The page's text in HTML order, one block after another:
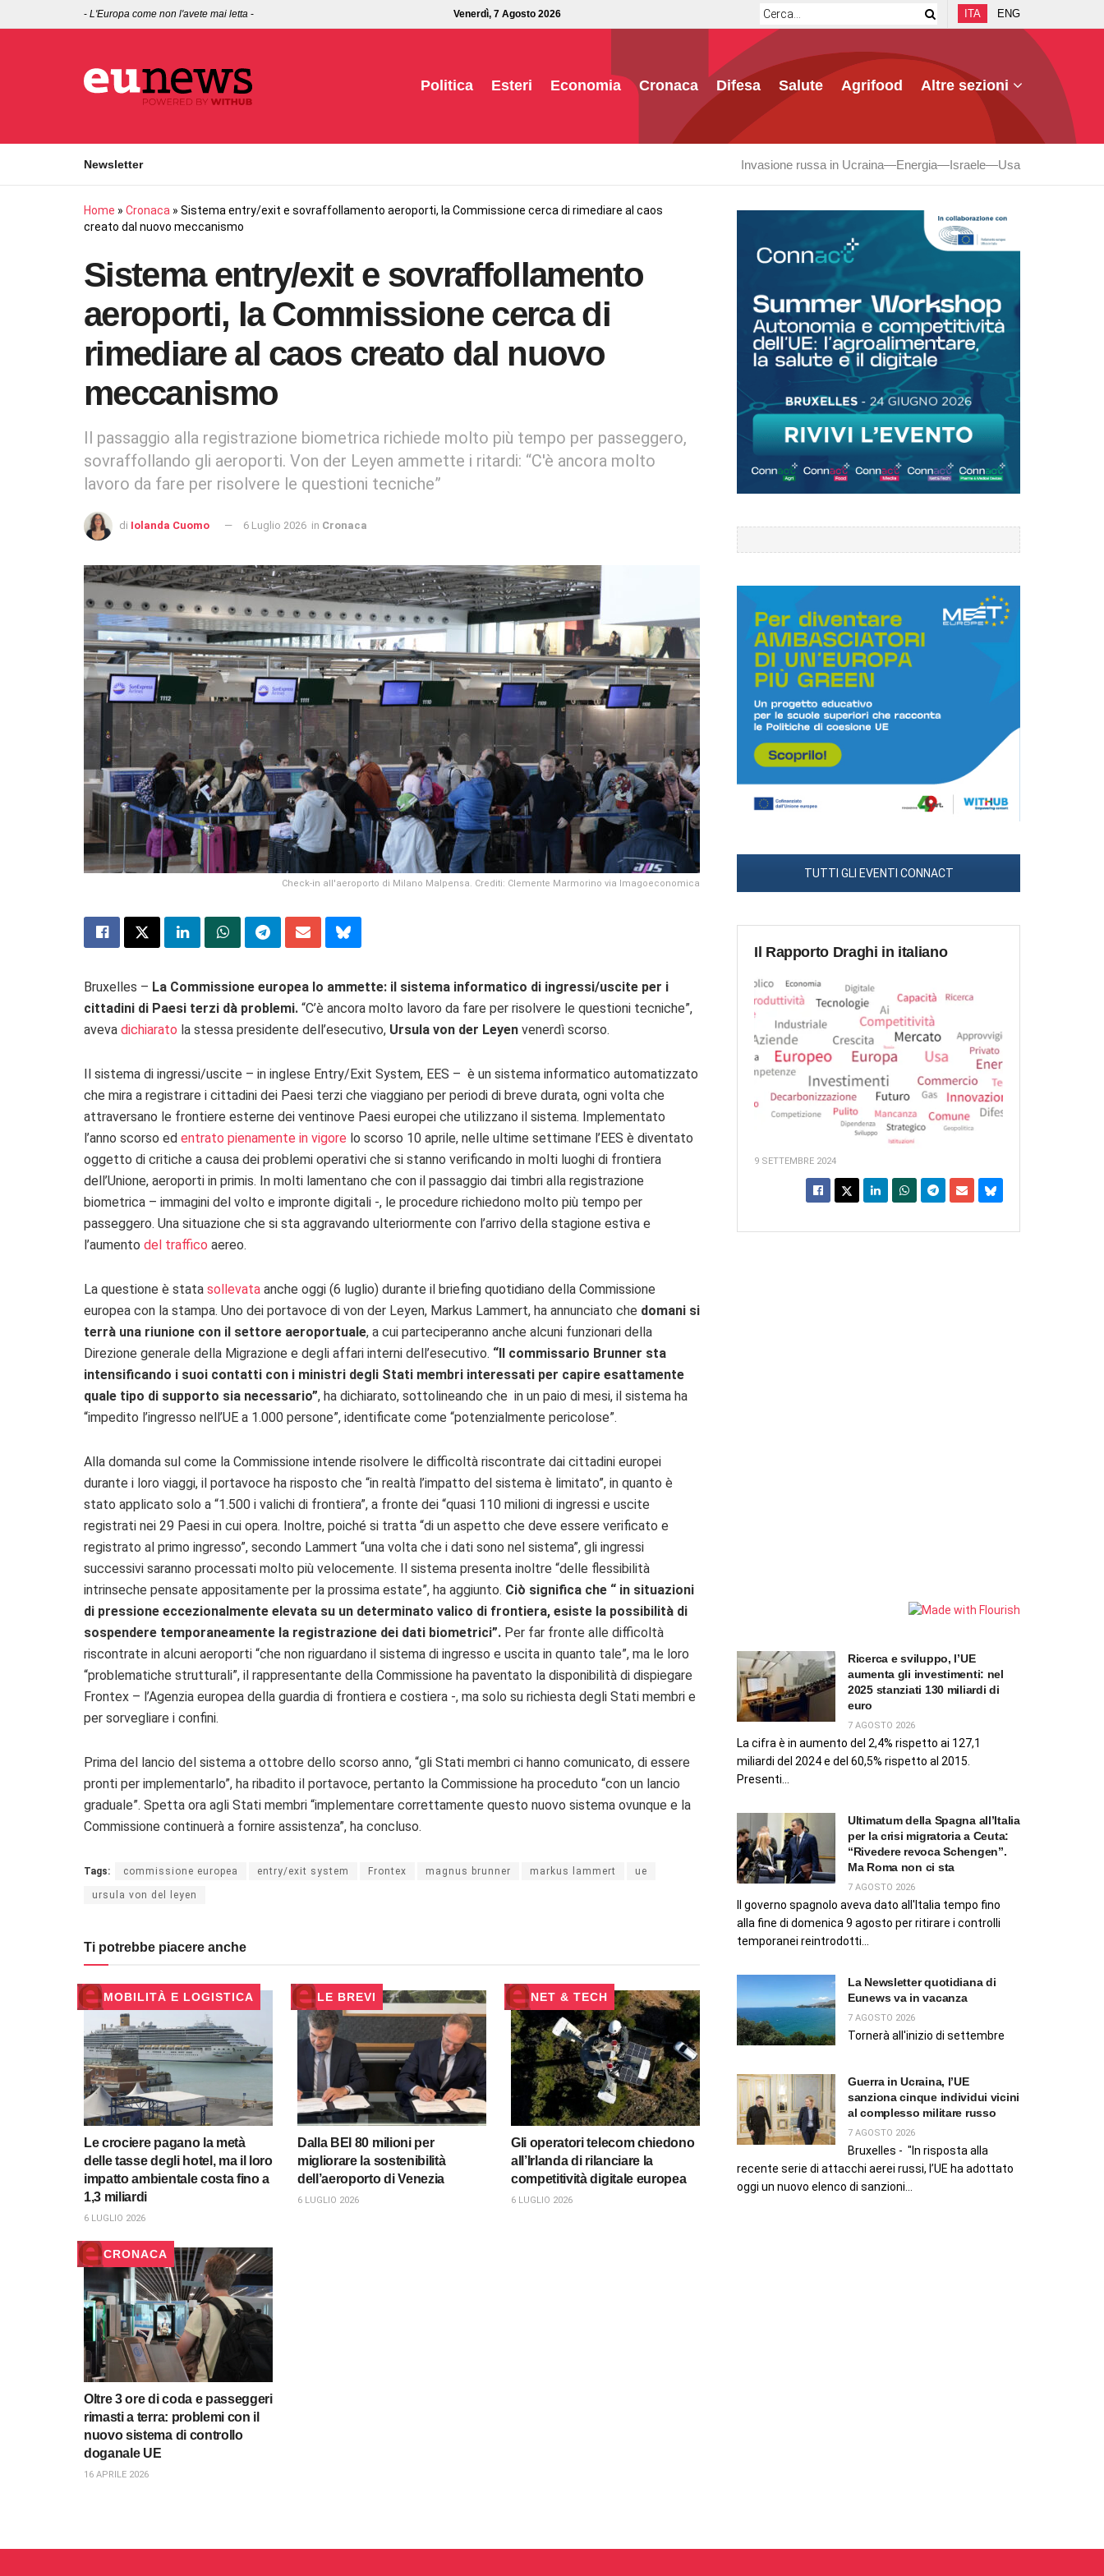
- L'Europa come non l'avete mai letta - Venerdì, 7 Agosto 2026 ITA ENG
Politica Esteri Economia Cronaca Difesa Salute Agrifood Altre sezioni
Newsletter Invasione russa in Ucraina Energia Israele Usa
Home » Cronaca » Sistema entry/exit e sovraffollamento aeroporti, la Commissione cerca di rimediare al caos
creato dal nuovo meccanismo
Sistema entry/exit e sovraffollamento
aeroporti, la Commissione cerca di
rimediare al caos creato dal nuovo
meccanismo
Il passaggio alla registrazione biometrica richiede molto più tempo per passeggero,
sovraffollando gli aeroporti. Von der Leyen ammette i ritardi: “C'è ancora molto
lavoro da fare per risolvere le questioni tecniche”
di Iolanda Cuomo 6 Luglio 2026 in Cronaca
Check-in all'aeroporto di Milano Malpensa. Crediti: Clemente Marmorino via Imagoeconomica
Bruxelles – La Commissione europea lo ammette: il sistema informatico di ingressi/uscite per i
cittadini di Paesi terzi dà problemi. “C’è ancora molto lavoro da fare per risolvere le questioni tecniche”,
aveva dichiarato la stessa presidente dell’esecutivo, Ursula von der Leyen venerdì scorso.
Il sistema di ingressi/uscite – in inglese Entry/Exit System, EES – è un sistema informatico automatizzato
che mira a registrare i cittadini dei Paesi terzi che viaggiano per periodi di breve durata, ogni volta che
attraversano le frontiere esterne dei ventinove Paesi europei che utilizzano il sistema. Implementato
l’anno scorso ed entrato pienamente in vigore lo scorso 10 aprile, nelle ultime settimane l’EES è diventato
oggetto di critiche a causa dei problemi operativi che si stanno verificando in molti luoghi di frontiera
dell’Unione, aeroporti in primis. In molti lamentano che con il passaggio dai timbri alla registrazione
biometrica – immagini del volto e impronte digitali -, le procedure richiedono molto più tempo per
passeggero. Una situazione che si sta aggravando ulteriormente con l’arrivo della stagione estiva e
l’aumento del traffico aereo.
La questione è stata sollevata anche oggi (6 luglio) durante il briefing quotidiano della Commissione
europea con la stampa. Uno dei portavoce di von der Leyen, Markus Lammert, ha annunciato che domani si
terrà una riunione con il settore aeroportuale, a cui parteciperanno anche alcuni funzionari della
Direzione generale della Migrazione e degli affari interni dell’esecutivo. “Il commissario Brunner sta
intensificando i suoi contatti con i ministri degli Stati membri interessati per capire esattamente
quale tipo di supporto sia necessario”, ha dichiarato, sottolineando che in un paio di mesi, il sistema ha
“impedito l’ingresso nell’UE a 1.000 persone”, identificate come “potenzialmente pericolose”.
Alla domanda sul come la Commissione intende risolvere le difficoltà riscontrate dai cittadini europei
durante i loro viaggi, il portavoce ha risposto che “in realtà l’impatto del sistema è limitato”, in quanto è
stato applicato solo a “1.500 i valichi di frontiera”, a fronte dei “quasi 110 milioni di ingressi e uscite
registrati nei 29 Paesi in cui opera. Inoltre, poiché si tratta “di un aspetto che deve essere verificato e
registrato al primo ingresso”, secondo Lammert “una volta che i dati sono nel sistema”, gli ingressi
successivi saranno processati molto più velocemente. Il sistema presenta inoltre “delle flessibilità
intrinseche pensate appositamente per la prossima estate”, ha aggiunto. Ciò significa che “ in situazioni
di pressione eccezionalmente elevata su un determinato valico di frontiera, esiste la possibilità di
sospendere temporaneamente la registrazione dei dati biometrici”. Per far fronte alle difficoltà
riscontrate in alcuni aeroporti “che non riguardano il sistema di ingresso e uscita in quanto tale”, ma le loro
“problematiche strutturali”, il rappresentante della Commissione ha paventato la disponibilità di dispiegare
Frontex – l’Agenzia europea della guardia di frontiera e costiera -, ma solo su richiesta degli Stati membri e
per sorvegliare i confini.
Prima del lancio del sistema a ottobre dello scorso anno, “gli Stati membri ci hanno comunicato, di essere
pronti per implementarlo”, ha ribadito il portavoce, pertanto la Commissione ha proceduto “con un lancio
graduale”. Spetta ora agli Stati membri “implementare correttamente questo nuovo sistema ovunque e la
Commissione continuerà a fornire assistenza”, ha concluso.
Tags: commissione europea entry/exit system Frontex magnus brunner markus lammert ue
ursula von del leyen
Ti potrebbe piacere anche
MOBILITÀ E LOGISTICA
Le crociere pagano la metà
delle tasse degli hotel, ma il loro
impatto ambientale costa fino a
1,3 miliardi
6 LUGLIO 2026
LE BREVI
Dalla BEI 80 milioni per
migliorare la sostenibilità
dell’aeroporto di Venezia
6 LUGLIO 2026
NET & TECH
Gli operatori telecom chiedono
all’Irlanda di rilanciare la
competitività digitale europea
6 LUGLIO 2026
CRONACA
Oltre 3 ore di coda e passeggeri
rimasti a terra: problemi con il
nuovo sistema di controllo
doganale UE
16 APRILE 2026
TUTTI GLI EVENTI CONNACT
Il Rapporto Draghi in italiano
9 SETTEMBRE 2024
Ricerca e sviluppo, l’UE
aumenta gli investimenti: nel
2025 stanziati 130 miliardi di
euro
7 AGOSTO 2026
La cifra è in aumento del 2,4% rispetto ai 127,1
miliardi del 2024 e del 60,5% rispetto al 2015.
Presenti...
Ultimatum della Spagna all’Italia
per la crisi migratoria a Ceuta:
“Rivedere revoca Schengen”.
Ma Roma non ci sta
7 AGOSTO 2026
Il governo spagnolo aveva dato all'Italia tempo fino
alla fine di domenica 9 agosto per ritirare i controlli
temporanei reintrodotti...
La Newsletter quotidiana di
Eunews va in vacanza
7 AGOSTO 2026
Tornerà all'inizio di settembre
Guerra in Ucraina, l’UE
sanziona cinque individui vicini
al complesso militare russo
7 AGOSTO 2026
Bruxelles - "In risposta alla
recente serie di attacchi aerei russi, l’UE ha adottato
oggi un nuovo elenco di sanzioni...